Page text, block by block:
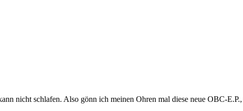
nicht schlafen. Also gönn ich meinen Ohren mal diese neue OBC-